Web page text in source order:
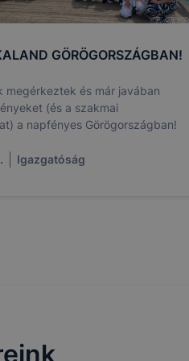
GÖRÖGORSZÁGBAN!
megérkeztek és már javában
(és a szakmai
a napfényes Görögországban!
Igazgatóság
Felhívjuk
lesznek
tervezettől